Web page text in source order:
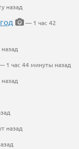
назад
— 1 час 42
1 час 44 минуты назад
назад